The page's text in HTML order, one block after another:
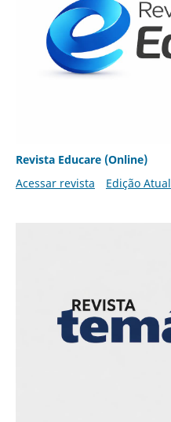
Revista Educare (Online)
Acessar revista
Edição Atual